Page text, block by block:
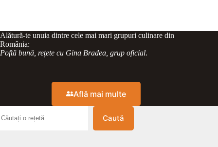
Alătură-te unuia dintre cele mai mari grupuri culinare din
România:
Poftă bună, rețete cu Gina Bradea, grup oficial.
Află mai multe
Caută